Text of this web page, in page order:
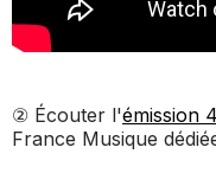
② Écouter l'émission
France Musique